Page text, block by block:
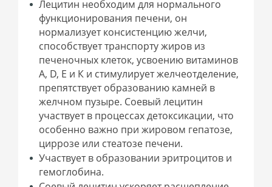
Лецитин необходим для нормального
функционирования печени, он
нормализует консистенцию желчи,
способствует транспорту жиров из
печеночных клеток, усвоению витаминов
А, D, Е и К и стимулирует желчеотделение,
препятствует образованию камней в
желчном пузыре. Соевый лецитин
участвует в процессах детоксикации, что
особенно важно при жировом гепатозе,
циррозе или стеатозе печени.
Участвует в образовании эритроцитов и
гемоглобина.